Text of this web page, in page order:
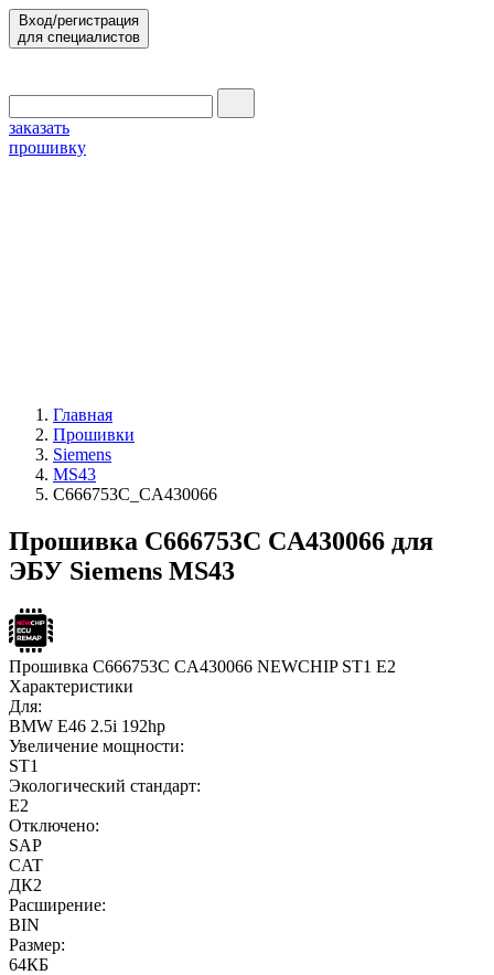
Вход/регистрация
для специалистов
заказать
прошивку
Главная
Прошивки
Siemens
MS43
C666753C_CA430066
Прошивка C666753C CA430066 для
ЭБУ Siemens MS43
Прошивка C666753C CA430066 NEWCHIP ST1 E2
Характеристики
Для:
BMW E46 2.5i 192hp
Увеличение мощности:
ST1
Экологический стандарт:
E2
Отключено:
SAP
CAT
ДК2
Расширение:
BIN
Размер:
64КБ